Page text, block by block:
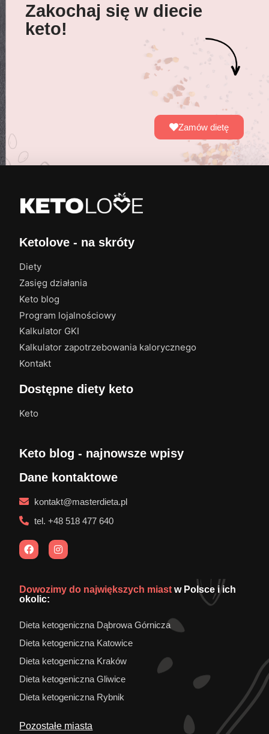
Zakochaj się w diecie
keto!
Zamów dietę
Ketolove - na skróty
Diety
Zasięg działania
Keto blog
Program lojalnościowy
Kalkulator GKI
Kalkulator zapotrzebowania kalorycznego
Kontakt
Dostępne diety keto
Keto
Keto blog - najnowsze wpisy
Dane kontaktowe
kontakt@masterdieta.pl
tel. +48 518 477 640
Dowozimy do największych miast w Polsce i ich
okolic:
Dieta ketogeniczna Dąbrowa Górnicza
Dieta ketogeniczna Katowice
Dieta ketogeniczna Kraków
Dieta ketogeniczna Gliwice
Dieta ketogeniczna Rybnik
Pozostałe miasta